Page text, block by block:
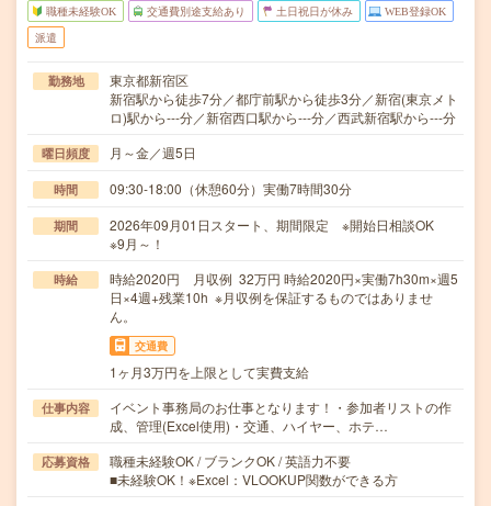
職種未経験OK 交通費別途支給あり 土日祝日が休み WEB登録OK
派遣
勤務地
東京都新宿区
新宿駅から徒歩7分／都庁前駅から徒歩3分／新宿(東京メト
ロ)駅から---分／新宿西口駅から---分／西武新宿駅から---分
曜日頻度 月～金／週5日
時間 09:30-18:00（休憩60分）実働7時間30分
期間
2026年09月01日スタート、期間限定 ※開始日相談OK
※9月～！
時給
時給2020円 月収例 32万円 時給2020円×実働7h30m×週5
日×4週+残業10h ※月収例を保証するものではありませ
ん。
交通費
1ヶ月3万円を上限として実費支給
仕事内容
イベント事務局のお仕事となります！・参加者リストの作
成、管理(Excel使用)・交通、ハイヤー、ホテ…
応募資格
職種未経験OK / ブランクOK / 英語力不要
■未経験OK！※Excel：VLOOKUP関数ができる方